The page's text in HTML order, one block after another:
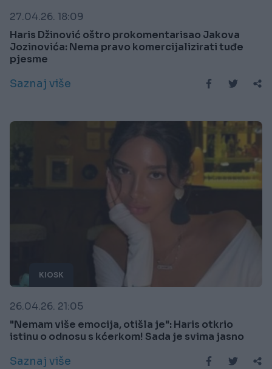
27.04.26. 18:09
Haris Džinović oštro prokomentarisao Jakova
Jozinovića: Nema pravo komercijalizirati tuđe
pjesme
Saznaj više
KIOSK
26.04.26. 21:05
"Nemam više emocija, otišla je": Haris otkrio
istinu o odnosu s kćerkom! Sada je svima jasno
Saznaj više